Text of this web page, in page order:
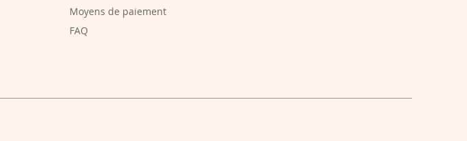
Moyens de paiement
FAQ